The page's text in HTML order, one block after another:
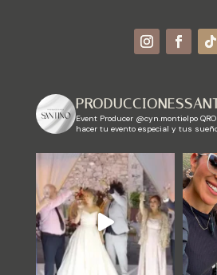
Event Producer @cyn.montielpo
hacer tu evento especial y tus